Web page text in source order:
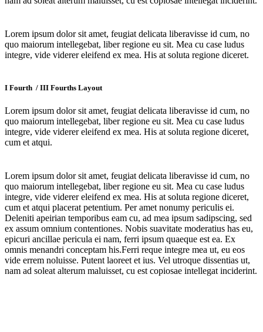
Lorem ipsum dolor sit amet, feugiat delicata liberavisse id cum, no
quo maiorum intellegebat, liber regione eu sit. Mea cu case ludus
integre, vide viderer eleifend ex mea. His at soluta regione diceret.
I Fourth / III Fourths Layout
Lorem ipsum dolor sit amet, feugiat delicata liberavisse id cum, no
quo maiorum intellegebat, liber regione eu sit. Mea cu case ludus
integre, vide viderer eleifend ex mea. His at soluta regione diceret,
cum et atqui.
Lorem ipsum dolor sit amet, feugiat delicata liberavisse id cum, no
quo maiorum intellegebat, liber regione eu sit. Mea cu case ludus
integre, vide viderer eleifend ex mea. His at soluta regione diceret,
cum et atqui placerat petentium. Per amet nonumy periculis ei.
Deleniti apeirian temporibus eam cu, ad mea ipsum sadipscing, sed
ex assum omnium contentiones. Nobis suavitate moderatius has eu,
epicuri ancillae pericula ei nam, ferri ipsum quaeque est ea. Ex
omnis menandri conceptam his.Ferri reque integre mea ut, eu eos
vide errem noluisse. Putent laoreet et ius. Vel utroque dissentias ut,
nam ad soleat alterum maluisset, cu est copiosae intellegat inciderint.